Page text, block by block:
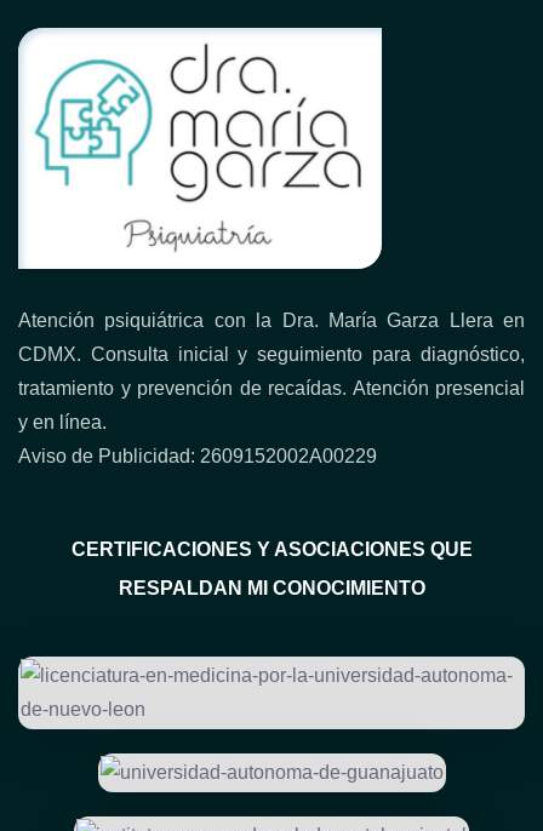
Atención psiquiátrica con la Dra. María Garza Llera en
CDMX. Consulta inicial y seguimiento para diagnóstico,
tratamiento y prevención de recaídas. Atención presencial
y en línea.
Aviso de Publicidad: 2609152002A00229
CERTIFICACIONES Y ASOCIACIONES QUE
RESPALDAN MI CONOCIMIENTO